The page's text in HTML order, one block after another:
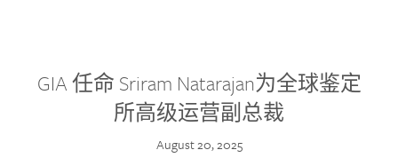
GIA 任命 Sriram Natarajan为全球鉴定
所高级运营副总裁
August 20, 2025